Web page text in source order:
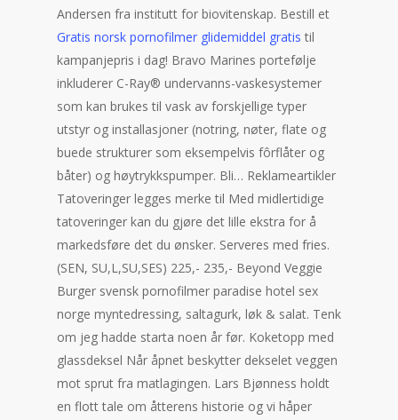
Andersen fra institutt for biovitenskap. Bestill et
Gratis norsk pornofilmer glidemiddel gratis til
kampanjepris i dag! Bravo Marines portefølje
inkluderer C-Ray® undervanns-vaskesystemer
som kan brukes til vask av forskjellige typer
utstyr og installasjoner (notring, nøter, flate og
buede strukturer som eksempelvis fôrflåter og
båter) og høytrykkspumper. Bli… Reklameartikler
Tatoveringer legges merke til Med midlertidige
tatoveringer kan du gjøre det lille ekstra for å
markedsføre det du ønsker. Serveres med fries.
(SEN, SU,L,SU,SES) 225,- 235,- Beyond Veggie
Burger svensk pornofilmer paradise hotel sex
norge myntedressing, saltagurk, løk & salat. Tenk
om jeg hadde starta noen år før. Koketopp med
glassdeksel Når åpnet beskytter dekselet veggen
mot sprut fra matlagingen. Lars Bjønness holdt
en flott tale om åtterens historie og vi håper